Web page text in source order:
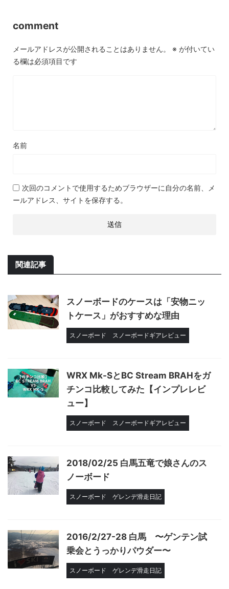
comment
メールアドレスが公開されることはありません。 ※ が付いてい
る欄は必須項目です
名前
次回のコメントで使用するためブラウザーに自分の名前、メ
ールアドレス、サイトを保存する。
関連記事
スノーボードのケースは「安物ニッ
トケース」がおすすめな理由
スノーボード スノーボードギアレビュー
WRX Mk-SとBC Stream BRAHをガ
チンコ比較してみた【インプレレビ
ュー】
スノーボード スノーボードギアレビュー
2018/02/25 白馬五竜で娘さんのス
ノーボード
スノーボード ゲレンデ滑走日記
2016/2/27-28 白馬 〜ゲンテン試
乗会とうっかりパウダー〜
スノーボード ゲレンデ滑走日記